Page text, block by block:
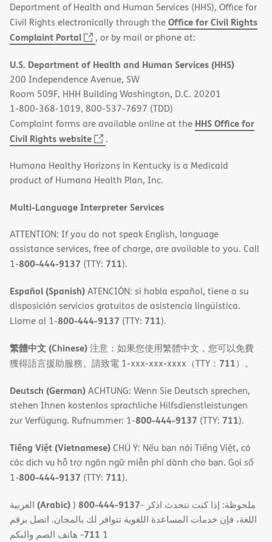
Department of Health and Human Services (HHS), Office for
Civil Rights electronically through theOffice for Civil Rights
Complaint Portal
(opens
new
window)
, or by mail or phone at:
U.S. Department of Health and Human Services (HHS)
200 Independence Avenue, SW
Room 509F, HHH Building Washington, D.C. 20201
1-800-368-1019, 800-537-7697 (TDD)
Complaint forms are available online at the HHS Office for
Civil Rights website
new
window)
.
Humana Healthy Horizons in Kentucky is a Medicaid
product of Humana Health Plan, Inc.
Multi-Language Interpreter Services
ATTENTION: If you do not speak English, language
assistance services, free of charge, are available to you. Call
1-800-444-9137 (TTY: 711).
Español (Spanish)ATENCIÓN: si habla español, tiene a su
disposición servicios gratuitos de asistencia lingüística.
Llame al 1-800-444-9137 (TTY: 711).
繁體中文 (Chinese)注意：如果您使用繁體中文，您可以免費
獲得語言援助服務。請致電 1-xxx-xxx-xxxx（TTY： 711）。
Deutsch (German)ACHTUNG: Wenn Sie Deutsch sprechen,
stehen Ihnen kostenlos sprachliche Hilfsdienstleistungen
zur Verfügung. Rufnummer: 1-800-444-9137 (TTY: 711).
Tiếng Việt (Vietnamese)CHÚ Ý: Nếu bạn nói Tiếng Việt, có
các dịch vụ hỗ trợ ngôn ngữ miễn phí dành cho bạn. Gọi số
1-800-444-9137 (TTY: 711).
(Arabic)) 800-444-9137- ملحوظة: إذا كنت تتحدث اذكر
اللغة، فإن خدمات المساعدة اللغویة تتوافر لك بالمجان. اتصل برقم
1
711- ھاتف الصم والبكم